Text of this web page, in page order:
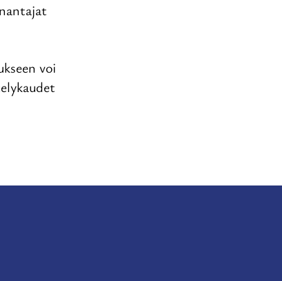
voi